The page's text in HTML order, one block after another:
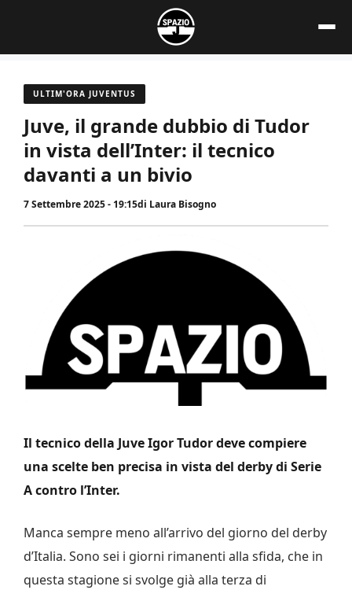
contenuto
ULTIM'ORA JUVENTUS
Juve, il grande dubbio di Tudor
in vista dell’Inter: il tecnico
davanti a un bivio
7 Settembre 2025 - 19:15di Laura Bisogno
Il tecnico della Juve Igor Tudor deve compiere
una scelte ben precisa in vista del derby di Serie
A contro l’Inter.
Manca sempre meno all’arrivo del giorno del derby
d’Italia. Sono sei i giorni rimanenti alla sfida, che in
questa stagione si svolge già alla terza di